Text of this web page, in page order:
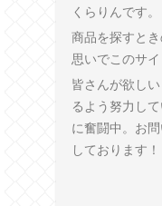
くらりんです。
商品を探すと
思いでこのサ
皆さんが欲し
るよう努力し
に奮闘中。お
しております！